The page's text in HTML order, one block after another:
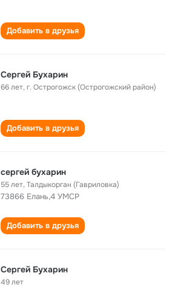
Добавить в друзья
Сергей Бухарин
66 лет,г. Острогожск (Острогожский район)
Добавить в друзья
сергей бухарин
55 лет,Талдыкорган (Гавриловка)
73866 Елань,4 УМСР
Добавить в друзья
Сергей Бухарин
49 лет